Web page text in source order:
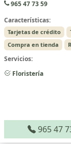
965 47 73 59
Características:
Tarjetas de crédito
Compra en tienda
Servicios:
Floristería
965 47